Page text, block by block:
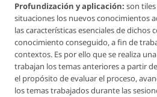
Profundización y aplicación: son
situaciones los nuevos conocimientos
las características esenciales de dichos
conocimiento conseguido, a fin de
contextos. Es por ello que se realiza
trabajan los temas anteriores a partir
el propósito de evaluar el proceso,
los temas trabajados durante las